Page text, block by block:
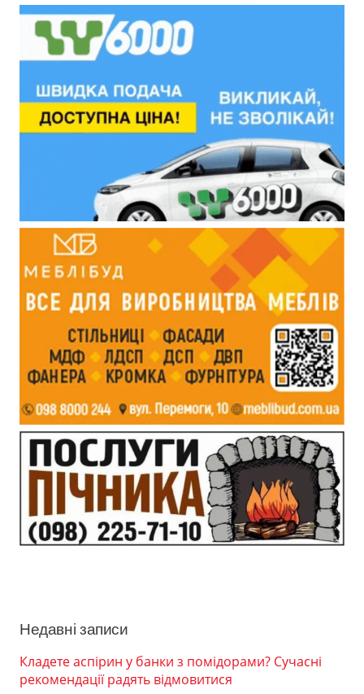
Недавні записи
Кладете аспірин у банки з помідорами? Сучасні
рекомендації радять відмовитися